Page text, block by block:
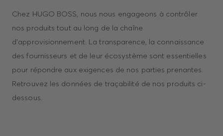
Chez HUGO BOSS, nous nous engageons à contrôler
nos produits tout au long de la chaîne
d'approvisionnement. La transparence, la connaissance
des fournisseurs et de leur écosystème sont essentielles
pour répondre aux exigences de nos parties prenantes.
Retrouvez les données de traçabilité de nos produits ci-
dessous.